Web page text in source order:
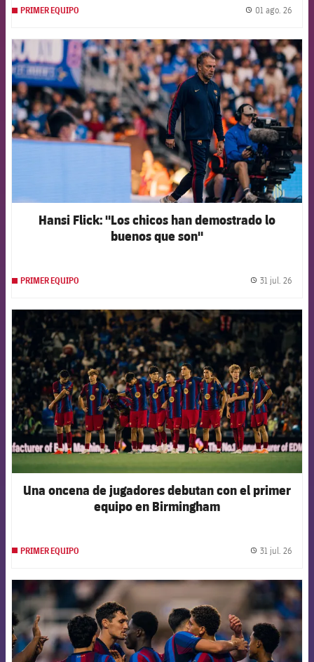
PRIMER EQUIPO 01 ago. 26
FCB Barcelona badge
Hansi Flick: "Los chicos han demostrado lo
buenos que son"
PRIMER EQUIPO 31 jul. 26
FCB Barcelona badge
Una oncena de jugadores debutan con el primer
equipo en Birmingham
PRIMER EQUIPO 31 jul. 26
FCB Barcelona badge